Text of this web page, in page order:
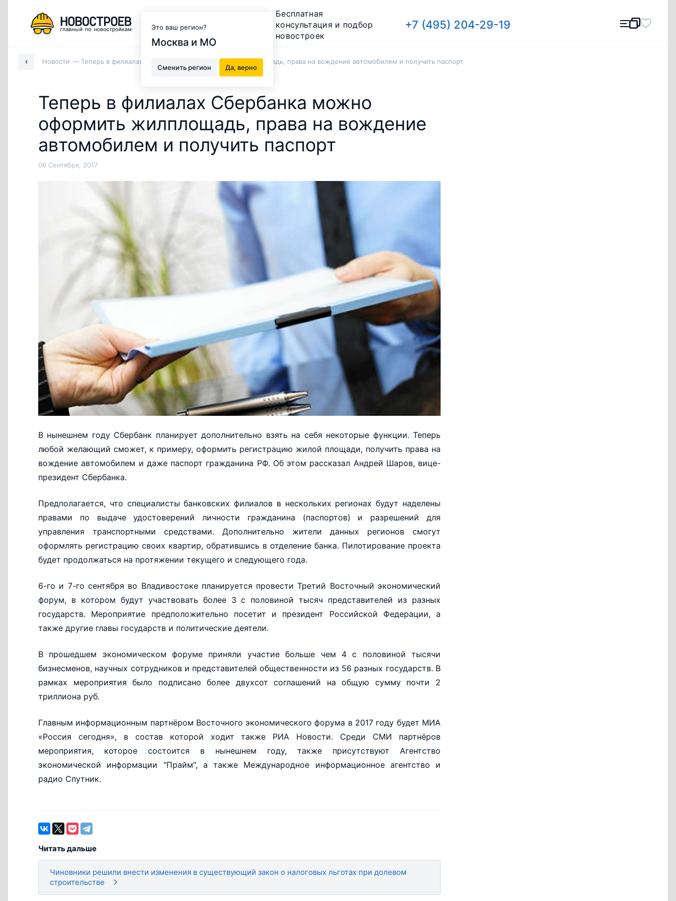
Это ваш регион?
Москва и МО
Сменить регион Да, верно
Бесплатная
консультация и подбор
новостроек
+7 (495) 204-29-19
Новости Теперь в филиалах Сбербанка можно оформить жилплощадь, права на вождение автомобилем и получить паспорт
Теперь в филиалах Сбербанка можно
оформить жилплощадь, права на вождение
автомобилем и получить паспорт
06 Сентября, 2017
В нынешнем году Сбербанк планирует дополнительно взять на себя некоторые функции. Теперь
любой желающий сможет, к примеру, оформить регистрацию жилой площади, получить права на
вождение автомобилем и даже паспорт гражданина РФ. Об этом рассказал Андрей Шаров, вице-
президент Сбербанка.
Предполагается, что специалисты банковских филиалов в нескольких регионах будут наделены
правами по выдаче удостоверений личности гражданина (паспортов) и разрешений для
управления транспортными средствами. Дополнительно жители данных регионов смогут
оформлять регистрацию своих квартир, обратившись в отделение банка. Пилотирование проекта
будет продолжаться на протяжении текущего и следующего года.
6-го и 7-го сентября во Владивостоке планируется провести Третий Восточный экономический
форум, в котором будут участвовать более 3 с половиной тысяч представителей из разных
государств. Мероприятие предположительно посетит и президент Российской Федерации, а
также другие главы государств и политические деятели.
В прошедшем экономическом форуме приняли участие больше чем 4 с половиной тысячи
бизнесменов, научных сотрудников и представителей общественности из 56 разных государств. В
рамках мероприятия было подписано более двухсот соглашений на общую сумму почти 2
триллиона руб.
Главным информационным партнёром Восточного экономического форума в 2017 году будет МИА
«Россия сегодня», в состав которой ходит также РИА Новости. Среди СМИ партнёров
мероприятия, которое состоится в нынешнем году, также присутствуют Агентство
экономической информации "Прайм", а также Международное информационное агентство и
радио Спутник.
Читать дальше
Чиновники решили внести изменения в существующий закон о налоговых льготах при долевом
строительстве